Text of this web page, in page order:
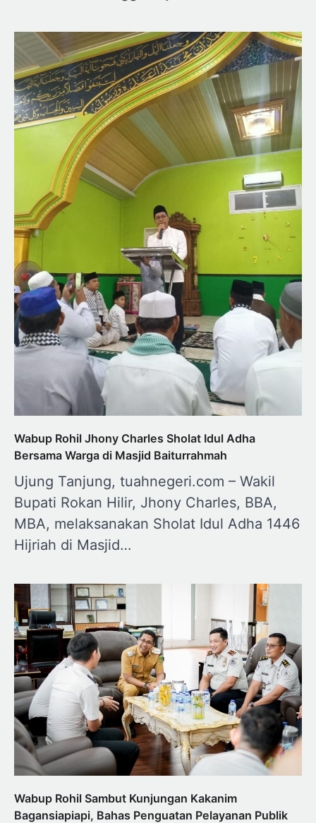
Wabup Rohil Jhony Charles Sholat Idul Adha
Bersama Warga di Masjid Baiturrahmah
Ujung Tanjung, tuahnegeri.com – Wakil
Bupati Rokan Hilir, Jhony Charles, BBA,
MBA, melaksanakan Sholat Idul Adha 1446
Hijriah di Masjid…
Wabup Rohil Sambut Kunjungan Kakanim
Bagansiapiapi, Bahas Penguatan Pelayanan Publik